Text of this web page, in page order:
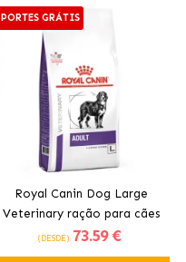
PORTES GRÁTIS
Royal Canin Dog Large
Veterinary ração para cães
grandes
(DESDE) 73.59 €